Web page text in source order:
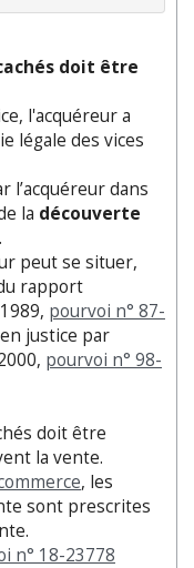
doit être
l'acquéreur a
légale des vices
l’acquéreur dans
la découverte
peut se situer,
rapport
pourvoi n° 87-
justice par
pourvoi n° 98-
doit être
la vente.
, les
sont prescrites
n° 18-23778